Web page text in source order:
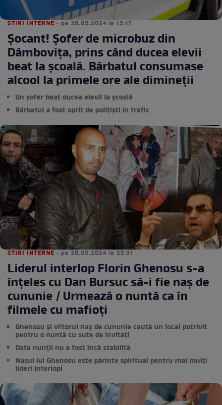
STIRI INTERNE • pe 28.05.2024 la 15:17
Șocant! Șofer de microbuz din
Dâmbovița, prins când ducea elevii
beat la școală. Bărbatul consumase
alcool la primele ore ale dimineții
Un șofer beat ducea elevii la școală
Bărbatul a fost oprit de polițiști în trafic
STIRI INTERNE • pe 26.05.2024 la 23:31
Liderul interlop Florin Ghenosu s-a
înțeles cu Dan Bursuc să-i fie naș de
cununie / Urmează o nuntă ca în
filmele cu mafioți
Ghenosu și viitorul naș de cununie caută un local potrivit
pentru o nuntă cu sute de invitați
Data nunții nu a fost încă stabilită
Nașul lui Ghenosu este părinte spiritual pentru mai mulți
lideri interlopi